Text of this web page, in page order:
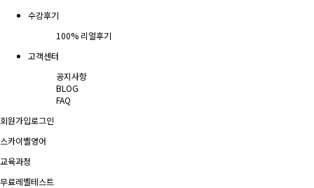
수강후기
100% 리얼후기
고객센터
공지사항
BLOG
FAQ
회원가입로그인
스카이벨영어
교육과정
무료레벨테스트